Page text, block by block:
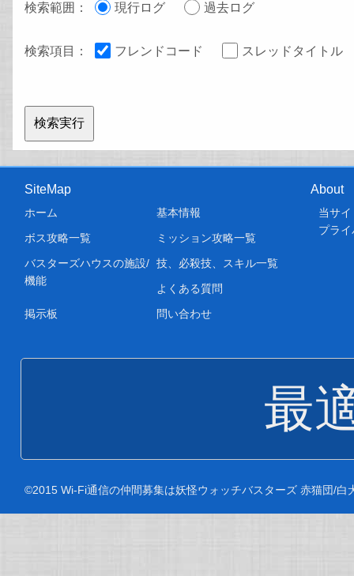
検索範囲： 現行ログ 過去ログ
検索項目： フレンドコード スレッドタイトル
SiteMap
ホーム
基本情報
ボス攻略一覧
ミッション攻略一覧
バスターズハウスの施設/
機能
技、必殺技、スキル一覧
よくある質問
掲示板
問い合わせ
About
当サ
プラ
最
©2015 Wi-Fi通信の仲間募集は妖怪ウォッチバスターズ 赤猫団/